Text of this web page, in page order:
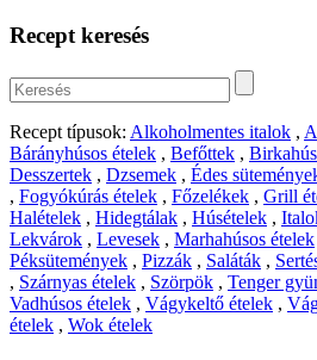
Recept keresés
Recept típusok: Alkoholmentes italok ,
Bárányhúsos ételek , Befőttek ,
Desszertek , Dzsemek , Édes
, Fogyókúrás ételek , Főzelékek , Grill
Halételek , Hidegtálak , Húsételek ,
Lekvárok , Levesek , Marhahúsos ételek
Péksütemények , Pizzák , Saláták ,
, Szárnyas ételek , Szörpök , Tenger
Vadhúsos ételek , Vágykeltő ételek ,
ételek , Wok ételek